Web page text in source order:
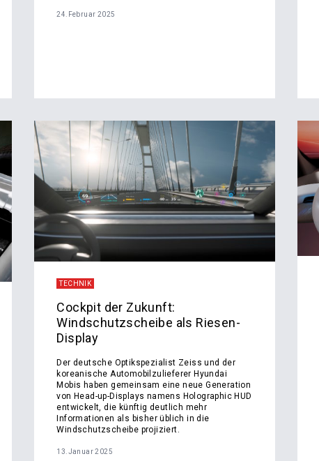
24.Februar 2025
TECHNIK
Cockpit der Zukunft:
Windschutzscheibe als Riesen-
Display
Der deutsche Optikspezialist Zeiss und der
koreanische Automobilzulieferer Hyundai
Mobis haben gemeinsam eine neue Generation
von Head-up-Displays namens Holographic HUD
entwickelt, die künftig deutlich mehr
Informationen als bisher üblich in die
Windschutzscheibe projiziert.
13.Januar 2025